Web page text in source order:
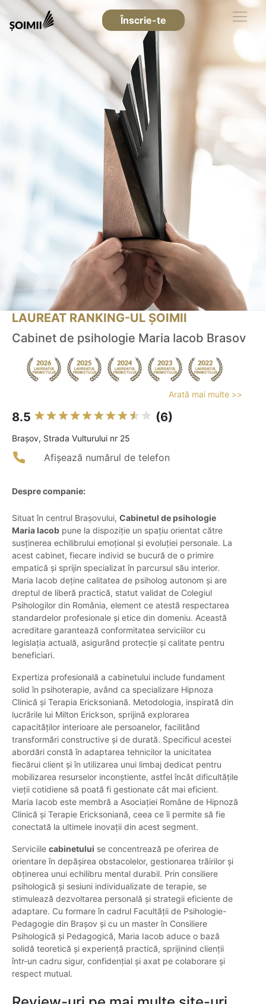
Înscrie-te
LAUREAT RANKING-UL ȘOIMII
Cabinet de psihologie Maria Iacob Brasov
Arată mai multe >>
8.5 (6)
Braşov, Strada Vulturului nr 25
Afișează numărul de telefon
Despre companie:
Situat în centrul Brașovului, Cabinetul de psihologie
Maria Iacob pune la dispoziție un spațiu orientat către
susținerea echilibrului emoțional și evoluției personale. La
acest cabinet, fiecare individ se bucură de o primire
empatică și sprijin specializat în parcursul său interior.
Maria Iacob deține calitatea de psiholog autonom și are
dreptul de liberă practică, statut validat de Colegiul
Psihologilor din România, element ce atestă respectarea
standardelor profesionale și etice din domeniu. Această
acreditare garantează conformitatea serviciilor cu
legislația actuală, asigurând protecție și calitate pentru
beneficiari.
Expertiza profesională a cabinetului include fundament
solid în psihoterapie, având ca specializare Hipnoza
Clinică și Terapia Ericksoniană. Metodologia, inspirată din
lucrările lui Milton Erickson, sprijină explorarea
capacităților interioare ale persoanelor, facilitând
transformări constructive și de durată. Specificul acestei
abordări constă în adaptarea tehnicilor la unicitatea
fiecărui client și în utilizarea unui limbaj dedicat pentru
mobilizarea resurselor inconștiente, astfel încât dificultățile
vieții cotidiene să poată fi gestionate cât mai eficient.
Maria Iacob este membră a Asociației Române de Hipnoză
Clinică și Terapie Ericksoniană, ceea ce îi permite să fie
conectată la ultimele inovații din acest segment.
Serviciile cabinetului se concentrează pe oferirea de
orientare în depășirea obstacolelor, gestionarea trăirilor și
obținerea unui echilibru mental durabil. Prin consiliere
psihologică și sesiuni individualizate de terapie, se
stimulează dezvoltarea personală și strategii eficiente de
adaptare. Cu formare în cadrul Facultății de Psihologie-
Pedagogie din Brașov și cu un master în Consiliere
Psihologică și Pedagogică, Maria Iacob aduce o bază
solidă teoretică și experiență practică, sprijinind clienții
într-un cadru sigur, confidențial și axat pe colaborare și
respect mutual.